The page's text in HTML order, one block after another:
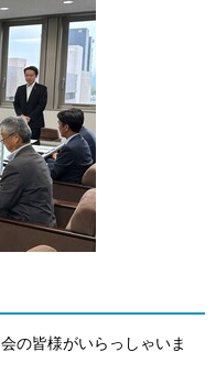
の皆様がいらっしゃいま